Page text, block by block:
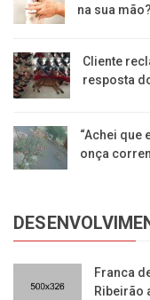
na sua
Cliente
resposta
“Achei que
onça
Franca
Ribeirão